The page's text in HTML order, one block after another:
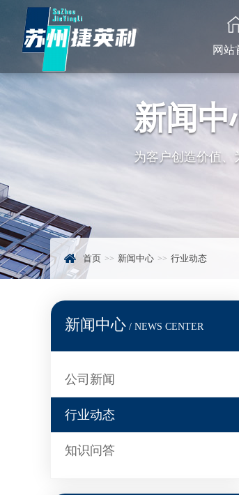
网站
新闻中
为客户创造价值、
首页 新闻中心 行业动态
新闻中心 / NEWS CENTER
公司新闻
行业动态
知识问答